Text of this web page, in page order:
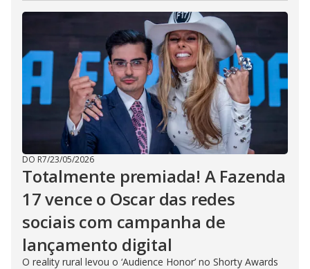
DO R7/23/05/2026
Totalmente premiada! A Fazenda
17 vence o Oscar das redes
sociais com campanha de
lançamento digital
O reality rural levou o ‘Audience Honor’ no Shorty Awards